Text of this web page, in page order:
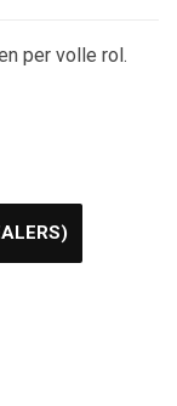
per volle rol.